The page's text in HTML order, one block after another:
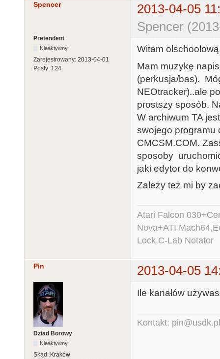
Spencer
2013-04-05
Spencer
Pretendent
Nieaktywny
Zarejestrowany: 2013-04-01
Posty: 124
Witam
Mam muzykę
(perkusja/bas).
NEOtracker)..ale
prostszy sposób.
W archiwum TA
swojego programu
CMCSM.COM.
sposoby
jaki edytor do
Zależy też mi by
Atari Falcon
Nova+ATI
Lock,C-Lab Notator
Pin 2013-04-05
Dziad Borowy
Nieaktywny
Skąd: Kraków
Ile kanałów
Kontakt: pin@usdk.pl